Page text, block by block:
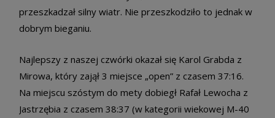
przeszkadzał silny wiatr. Nie przeszkodziło to jednak w
dobrym bieganiu.
Najlepszy z naszej czwórki okazał się Karol Grabda z
Mirowa, który zajął 3 miejsce „open” z czasem 37:16.
Na miejscu szóstym do mety dobiegł Rafał Lewocha z
Jastrzębia z czasem 38:37 (w kategorii wiekowej M-40